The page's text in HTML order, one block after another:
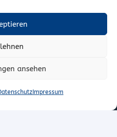
ansehen
Impressum
72974
stoffe.at
|Datenschutz